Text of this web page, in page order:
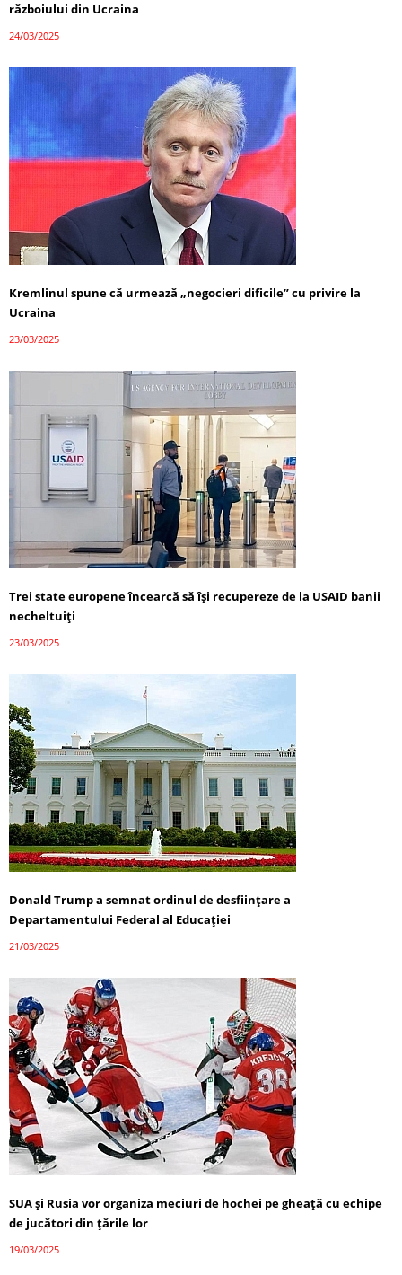
războiului din Ucraina
24/03/2025
Kremlinul spune că urmează „negocieri dificile” cu privire la
Ucraina
23/03/2025
Trei state europene încearcă să își recupereze de la USAID banii
necheltuiți
23/03/2025
Donald Trump a semnat ordinul de desființare a
Departamentului Federal al Educației
21/03/2025
SUA și Rusia vor organiza meciuri de hochei pe gheață cu echipe
de jucători din țările lor
19/03/2025